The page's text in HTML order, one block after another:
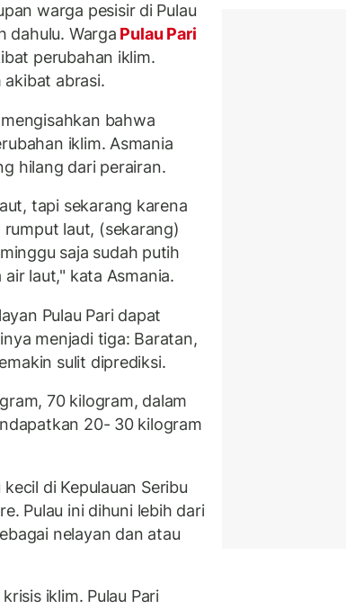
warga pesisir di Pulau
dahulu. Warga Pulau Pari
perubahan iklim.
abrasi.
bahwa
iklim. Asmania
hilang dari perairan.
tapi sekarang karena
laut, (sekarang)
saja sudah putih
laut," kata Asmania.
Pulau Pari dapat
menjadi tiga: Baratan,
sulit diprediksi.
70 kilogram, dalam
20- 30 kilogram
di Kepulauan Seribu
Pulau ini dihuni lebih dari
nelayan dan atau
iklim. Pulau Pari